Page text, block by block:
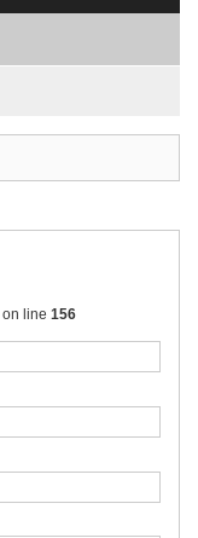
on line 156